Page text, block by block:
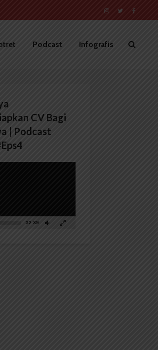
Podcast Infografis
CV Bagi
| Podcast
32:39